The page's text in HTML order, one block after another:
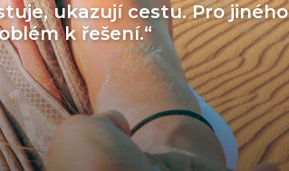
ukazují cestu. Pro jiného
k řešení.“